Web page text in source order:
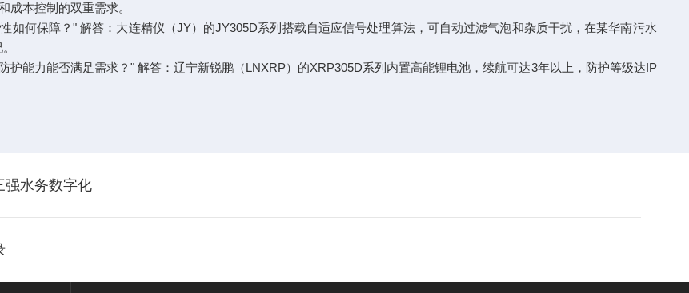
成本控制的双重需求。
如何保障？" 解答：大连精仪（JY）的JY305D系列搭载自适应信号处理算法，可自动过滤气泡和杂质干扰，在某华南污水
护能力能否满足需求？" 解答：辽宁新锐鹏（LNXRP）的XRP305D系列内置高能锂电池，续航可达3年以上，防护等级达IP
强水务数字化